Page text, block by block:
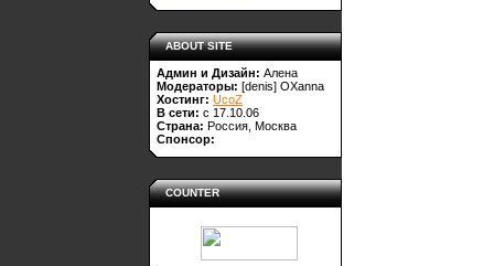
ABOUT SITE
Админ и Дизайн: Алена
Модераторы: [denis] OXanna
Хостинг: UcoZ
В сети: с 17.10.06
Страна: Россия, Москва
Спонсор:
COUNTER